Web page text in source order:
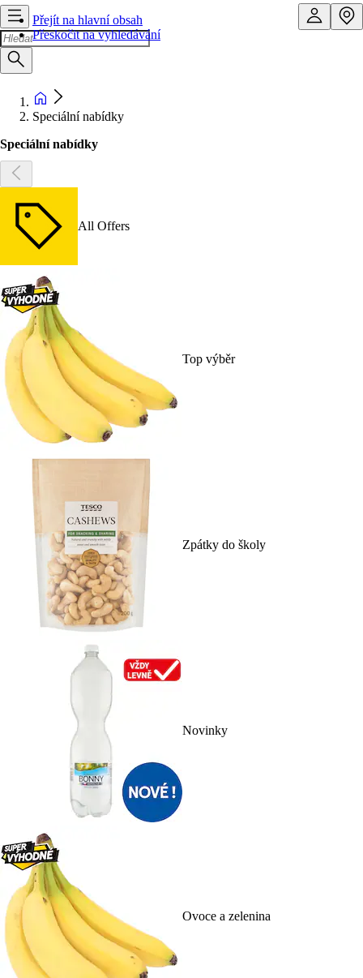
Přejít na hlavní obsah
Přeskočit na vyhledávání
Speciální nabídky
Speciální nabídky
All Offers
Top výběr
Zpátky do školy
Novinky
Ovoce a zelenina